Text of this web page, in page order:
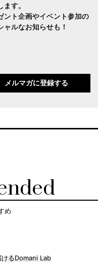
ます。
ント企画やイベント参加の
ャルなお知らせも！
メルマガに登録する
め
けるDomani Lab